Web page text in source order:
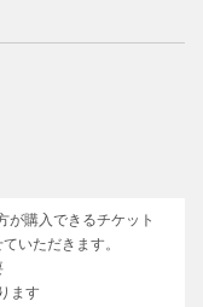
が購入できるチケット
いただきます。
ます